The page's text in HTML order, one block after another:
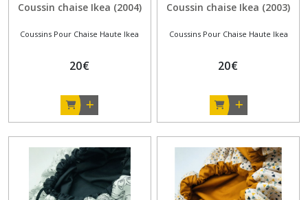
Coussin chaise Ikea (2004)
Coussins Pour Chaise Haute Ikea
20€
Coussin chaise Ikea (2003)
Coussins Pour Chaise Haute Ikea
20€